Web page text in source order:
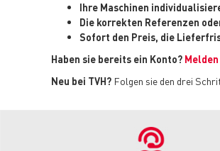
Ihre Maschinen
Die korrekten Referenzen
Sofort den Preis, die
Haben sie bereits ein Konto?
Neu bei TVH? Folgen sie den drei